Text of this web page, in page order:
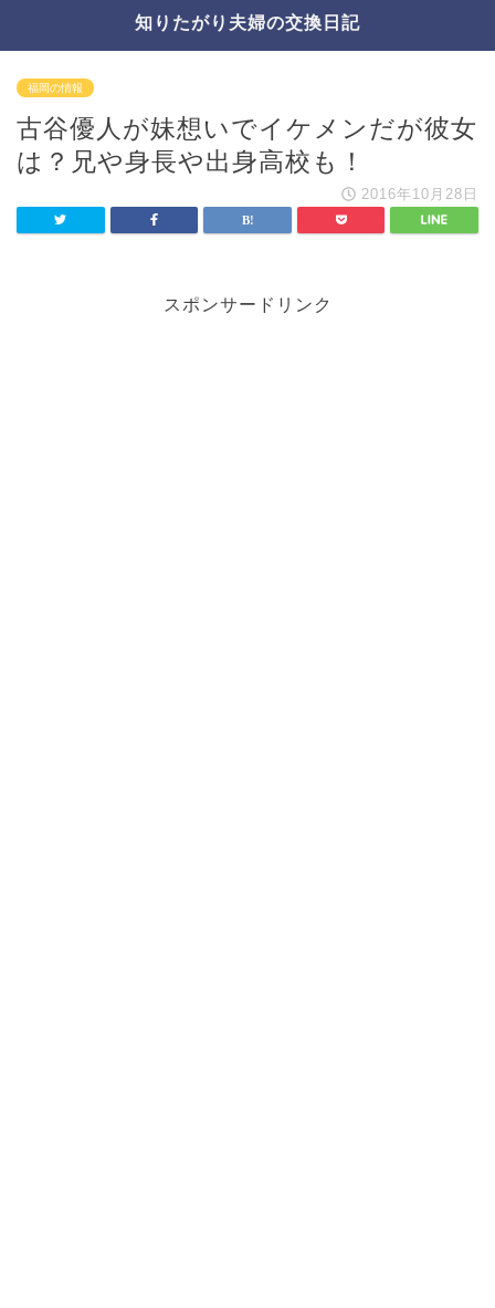
知りたがり夫婦の交換日記
福岡の情報
古谷優人が妹想いでイケメンだが彼女
は？兄や身長や出身高校も！
2016年10月28日
スポンサードリンク